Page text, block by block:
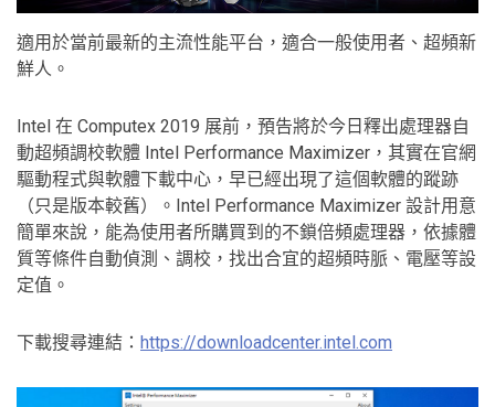
適用於當前最新的主流性能平台，適合一般使用者、超頻新
鮮人。
Intel 在 Computex 2019 展前，預告將於今日釋出處理器自
動超頻調校軟體 Intel Performance Maximizer，其實在官網
驅動程式與軟體下載中心，早已經出現了這個軟體的蹤跡
（只是版本較舊）。Intel Performance Maximizer 設計用意
簡單來說，能為使用者所購買到的不鎖倍頻處理器，依據體
質等條件自動偵測、調校，找出合宜的超頻時脈、電壓等設
定值。
下載搜尋連結： https://downloadcenter.intel.com